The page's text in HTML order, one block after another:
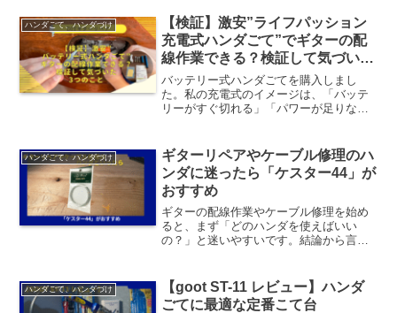
能でした。この記事では、実際の使用感
や性能比較...
ハンダごて、ハンダづけ
【検証】激安”ライフパッション
充電式ハンダごて”でギターの配
線作業できる？検証して気づいた
3つのこと
バッテリー式ハンダごてを購入しまし
た。私の充電式のイメージは、「バッテ
リーがすぐ切れる」「パワーが足りな
がギター配線修理に使用できるのか？で
すが、早速結論です。使い勝手...
ハンダごて、ハンダづけ
ギターリペアやケーブル修理のハ
ンダに迷ったら「ケスター44」が
おすすめ
ギターの配線作業やケーブル修理を始め
ると、まず「どのハンダを使えばいい
の？」と迷いやすいです。結論から言う
ター44がギターリペアやシールド修理に
向いている理...
ハンダごて、ハンダづけ
【goot ST-11 レビュー】ハンダ
ごてに最適な定番こて台